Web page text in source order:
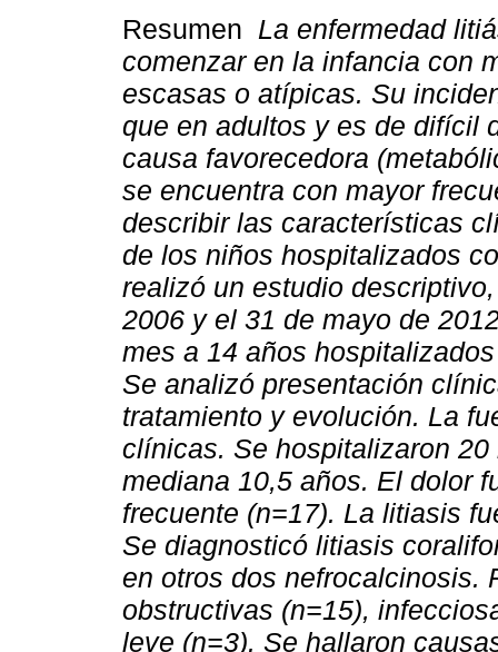
Resumen La enfermedad
comenzar en la infancia con
escasas o atípicas. Su
que en adultos y es de difícil
causa favorecedora
se encuentra con mayor
describir las características
de los niños hospitalizados
realizó un estudio
2006 y el 31 de mayo de
mes a 14 años
Se analizó presentación
tratamiento y evolución. La
clínicas. Se hospitalizaron
mediana 10,5 años. El dolor
frecuente (n=17). La litiasis
Se diagnosticó litiasis
en otros dos nefrocalcinosis.
obstructivas (n=15),
leve (n=3). Se hallaron